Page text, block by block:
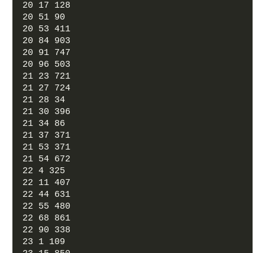
20 17 128
20 51 90
20 53 411
20 84 903
20 91 747
20 96 503
21 23 721
21 27 724
21 28 34
21 30 396
21 34 86
21 37 371
21 53 371
21 54 672
22 4 325
22 11 407
22 44 631
22 55 480
22 68 861
22 90 338
23 1 109